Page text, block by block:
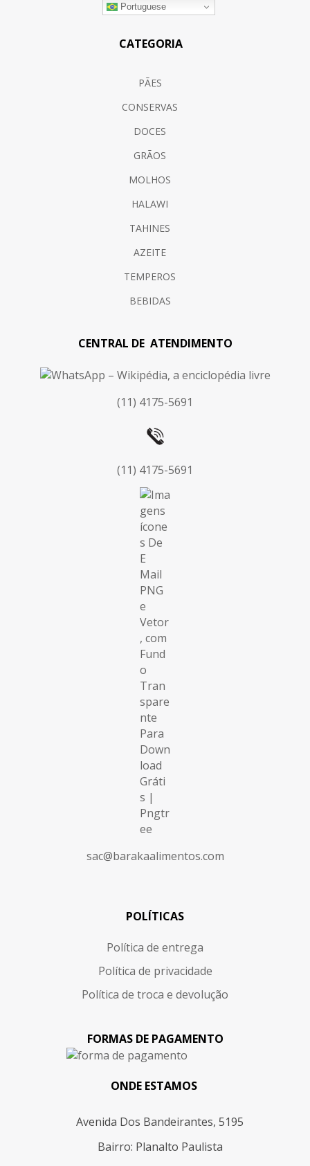
Portuguese
CATEGORIA
PÃES
CONSERVAS
DOCES
GRÃOS
MOLHOS
HALAWI
TAHINES
AZEITE
TEMPEROS
BEBIDAS
CENTRAL DE ATENDIMENTO
(11) 4175-5691
(11) 4175-5691
sac@barakaalimentos.com
POLÍTICAS
Política de entrega
Política de privacidade
Política de troca e devolução
FORMAS DE PAGAMENTO
ONDE ESTAMOS
Avenida Dos Bandeirantes, 5195
Bairro: Planalto Paulista